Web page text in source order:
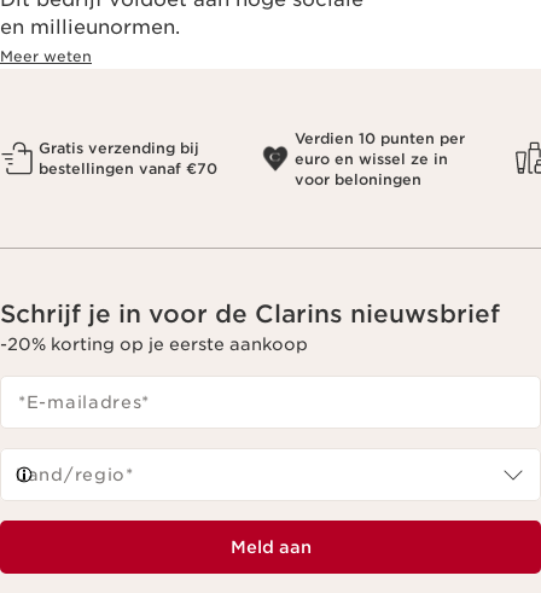
en millieunormen.
Meer weten
Gratis verzending bij
bestellingen vanaf €70
Verdien 10 punten per
euro en wissel ze in
voor beloningen
Schrijf je in voor de Clarins nieuwsbrief
-20% korting op je eerste aankoop
*E-mailadres*
Land/regio*
Meld aan